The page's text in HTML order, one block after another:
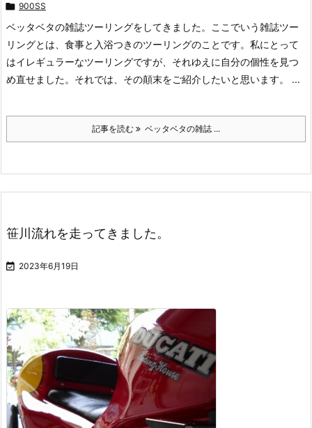
 900SS
ベッタベタの雑誌ツーリングをしてきました。ここでいう雑誌ツー
リングとは、食事と入浴つきのツーリングのことです。私にとって
はイレギュラーなツーリングですが、それゆえに自分の個性を見つ
め直せました。それでは、その顛末をご紹介したいと思います。 ...
記事を読む ベッタベタの雑誌 ...
笹川流れを走ってきました。
 2023年6月19日